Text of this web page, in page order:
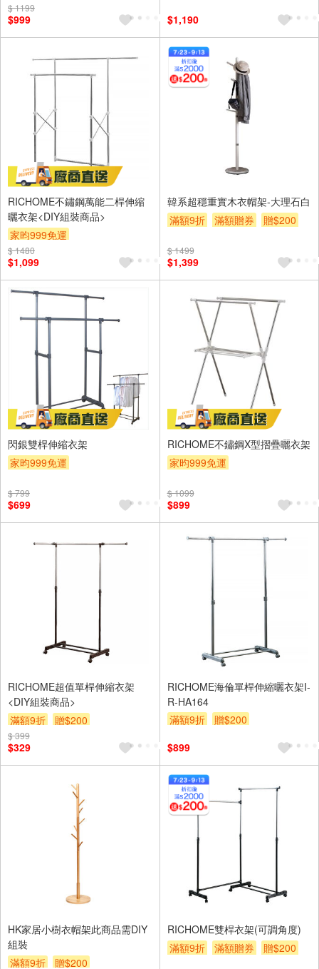
$ 1199
$999 $1,190
RICHOME不鏽鋼萬能二桿伸縮
曬衣架<DIY組裝商品>
家昀999免運
$ 1480
$1,099
韓系超穩重實木衣帽架-大理石白
滿額9折
滿額贈券 贈$200
$ 1499
$1,399
閃銀雙桿伸縮衣架
家昀999免運
$ 799
$699
RICHOME不鏽鋼X型摺疊曬衣架
家昀999免運
$ 1099
$899
RICHOME超值單桿伸縮衣架
<DIY組裝商品>
滿額9折
贈$200
$ 399
$329
RICHOME海倫單桿伸縮曬衣架I-
R-HA164
滿額9折
贈$200
$899
HK家居小樹衣帽架此商品需DIY
組裝
滿額9折
贈$200
RICHOME雙桿衣架(可調角度)
滿額9折
滿額贈券 贈$200